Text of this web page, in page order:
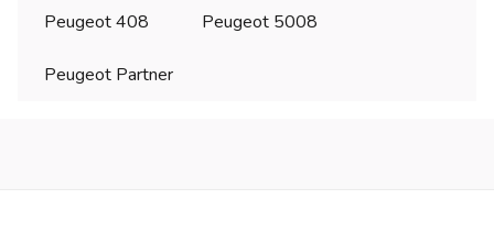
Peugeot 408 Peugeot 5008
Peugeot Partner